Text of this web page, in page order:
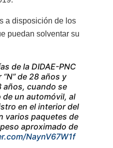
a disposición de los
puedan solventar su
de la DIDAE-PNC
de 28 años y
años, cuando se
un automóvil, al
en el interior del
varios paquetes de
aproximado de
NaynV67W1f